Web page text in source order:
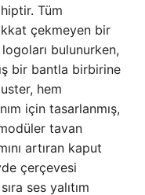
Tüm
çekmeyen bir
bulunurken,
bir bantla birbirine
hem
için tasarlanmış,
tavan
artıran kaput
çerçevesi
ses yalıtım